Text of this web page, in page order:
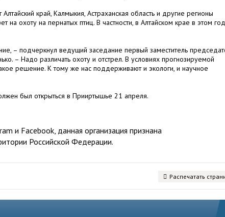
край, Калмыкия, Астраханская область и другие регионы
на охоту на пернатых птиц. В частности, в Алтайском крае в этом
– подчеркнул ведущий заседание первый заместитель
– Надо различать охоту и отстрел. В условиях прогнозируемой
решение. К тому же нас поддерживают и экологи, и научное
был открыться в Прииртышье 21 апреля.
и Facebook, данная организация признана
Российской Федерации.
Распечатать